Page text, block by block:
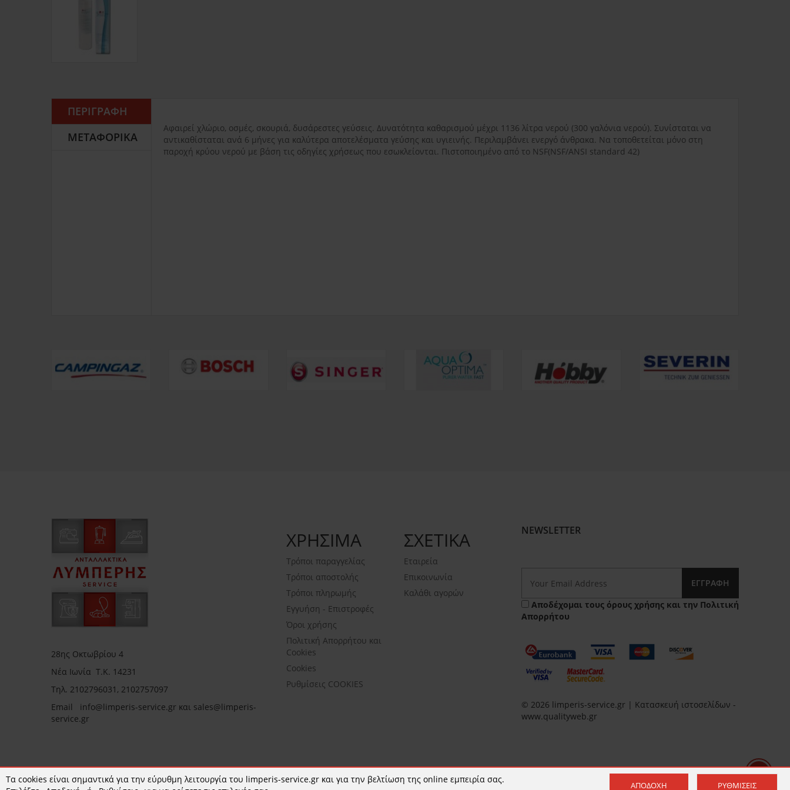
ΠΕΡΙΓΡΑΦΉ
ΜΕΤΑΦΟΡΙΚΆ
Αφαιρεί χλώριο, οσμές, σκουριά, δυσάρεστες γεύσεις. Δυνατότητα καθαρισμού μέχρι 1136 λίτρα νερού (300 γαλόνια νερού). Συνίσταται να
αντικαθίσταται ανά 6 μήνες για καλύτερα αποτελέσματα γεύσης και υγιεινής. Περιλαμβάνει ενεργό άνθρακα. Να τοποθετείται μόνο στη
παροχή κρύου νερού με βάση τις οδηγίες χρήσεως που εσωκλείονται. Πιστοποιημένο από το NSF(NSF/ANSI standard 42)
28ης Οκτωβρίου 4
Νέα Ιωνία Τ.Κ. 14231
Τηλ. 2102796031, 2102757097
Email info@limperis-service.gr και sales@limperis-
service.gr
Ωράριο καταστήματος:
ΧΡΗΣΙΜΑ
Τρόποι παραγγελίας
Τρόποι αποστολής
Τρόποι πληρωμής
Εγγυήση - Επιστροφές
Όροι χρήσης
Πολιτική Απορρήτου και
Cookies
Cookies
Ρυθμίσεις COOKIES
ΣΧΕΤΙΚΑ
Εταιρεία
Επικοινωνία
Καλάθι αγορών
NEWSLETTER
ΕΓΓΡΑΦΉ
Αποδέχομαι τους όρους χρήσης και την Πολιτική
Απορρήτου
© 2026 limperis-service.gr | Κατασκευή ιστοσελίδων -
www.qualityweb.gr
Τα cookies είναι σημαντικά για την εύρυθμη λειτουργία του limperis-service.gr και για την βελτίωση της online εμπειρία σας.
ΑΠΟΔΟΧΉ ΡΥΘΜΊΣΕΙΣ